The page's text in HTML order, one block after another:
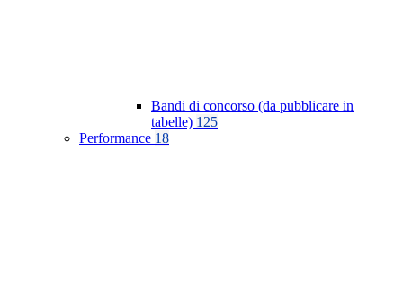
Bandi di concorso (da pubblicare in
tabelle) 125
Performance 18